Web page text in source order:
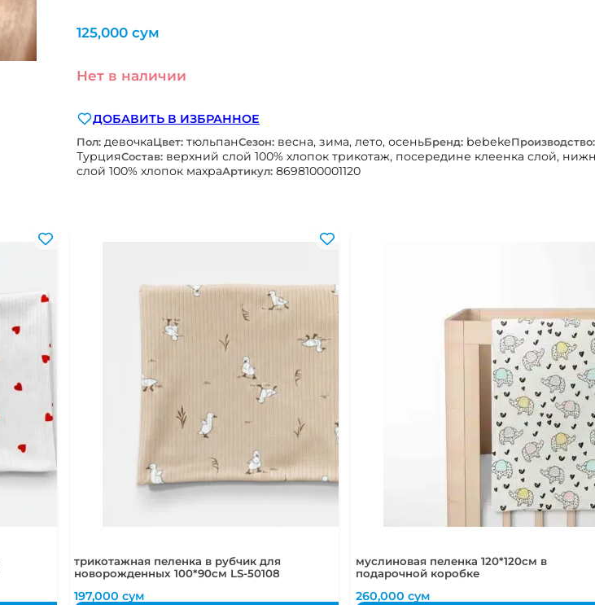
125,000 сум
Нет в наличии
ДОБАВИТЬ В ИЗБРАННОЕ
Пол: девочкаЦвет: тюльпанСезон: весна, зима, лето, осеньБренд: bebekeПроизводство:
ТурцияСостав: верхний слой 100% хлопок трикотаж, посередине клеенка слой,
слой 100% хлопок махраАртикул: 8698100001120
трикотажная пеленка в рубчик для
новорожденных 100*90см LS-50108
197,000сум
муслиновая пеленка 120*120см в
подарочной коробке
260,000 сум